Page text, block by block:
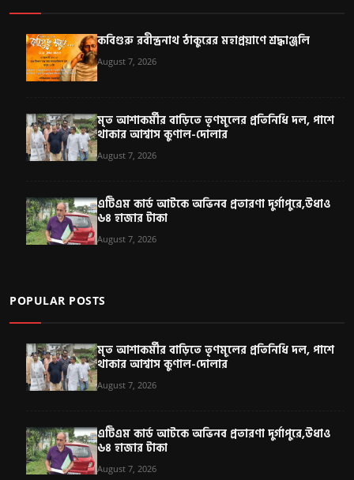
কবিগুরু রবীন্দ্রনাথ ঠাকুরের মহাপ্রয়াণে শ্রদ্ধাঞ্জলি
August 7, 2026
মৃত আশাকর্মীর বাড়িতে তৃণমূলের প্রতিনিধি দল, পাশে
থাকার আশ্বাস কুণাল-দোলার
August 7, 2026
এটিএম কার্ড আটকে অভিনব প্রতারণা দুর্গাপুরে,উধাও
৬৪ হাজার টাকা
August 7, 2026
POPULAR POSTS
মৃত আশাকর্মীর বাড়িতে তৃণমূলের প্রতিনিধি দল, পাশে
থাকার আশ্বাস কুণাল-দোলার
August 7, 2026
এটিএম কার্ড আটকে অভিনব প্রতারণা দুর্গাপুরে,উধাও
৬৪ হাজার টাকা
August 7, 2026